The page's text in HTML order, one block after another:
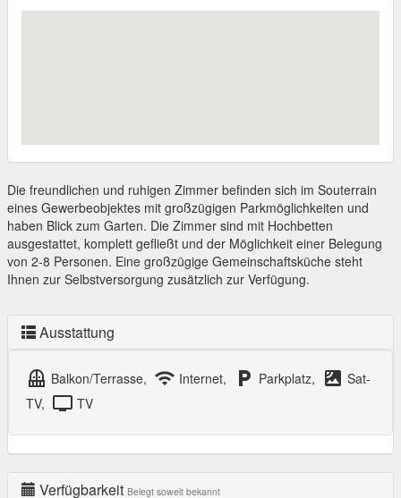
Die freundlichen und ruhigen Zimmer befinden sich im Souterrain
eines Gewerbeobjektes mit großzügigen Parkmöglichkeiten und
haben Blick zum Garten. Die Zimmer sind mit Hochbetten
ausgestattet, komplett gefließt und der Möglichkeit einer Belegung
von 2-8 Personen. Eine großzügige Gemeinschaftsküche steht
Ihnen zur Selbstversorgung zusätzlich zur Verfügung.
Ausstattung
balcony Balkon/Terrasse, wifi Internet, local_parking Parkplatz, satellite Sat-
TV, tv TV
Verfügbarkeit Belegt soweit bekannt